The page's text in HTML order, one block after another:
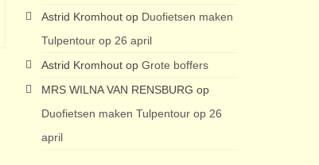
Astrid Kromhoutop Duofietsen maken
Tulpentour op 26 april
Astrid Kromhoutop Grote boffers
MRS WILNA VAN RENSBURG op
Duofietsen maken Tulpentour op 26
april